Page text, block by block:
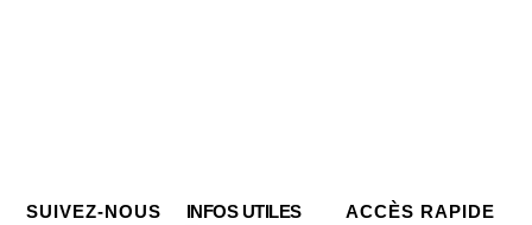
SUIVEZ-NOUS INFOS UTILES ACCÈS RAPIDE